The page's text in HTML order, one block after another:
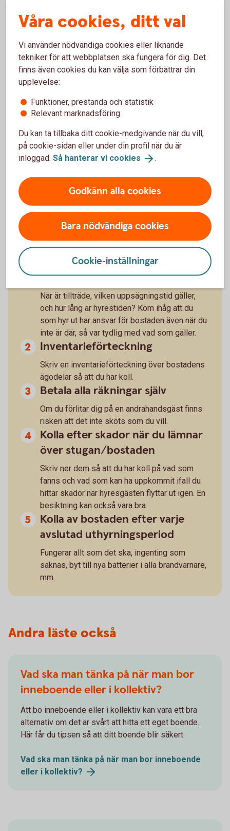
Hemförsäkring
Skatteverket om uthyrning
Skatteverkets information om skatter på uthyrning av
Skatter på uthyrning av privatbostad
(skatteverket.se)
Tänk också på detta när du hyr
ut:
Skriv kontrakt
När är tillträde, vilken uppsägningstid gäller,
och hur lång är hyrestiden? Kom ihåg att du
som hyr ut har ansvar för bostaden även när du
inte är där, så var tydlig med vad som gäller.
Inventarieförteckning
Skriv en inventarieförteckning över bostadens
ägodelar så att du har koll.
Betala alla räkningar själv
Om du förlitar dig på en andrahandsgäst finns
risken att det inte sköts som du vill.
Kolla efter skador när du lämnar
över stugan/bostaden
Skriv ner dem så att du har koll på vad som
fanns och vad som kan ha uppkommit ifall du
hittar skador när hyresgästen flyttar ut igen. En
besiktning kan också vara bra.
Kolla av bostaden efter varje
avslutad uthyrningsperiod
Fungerar allt som det ska, ingenting som
saknas, byt till nya batterier i alla brandvarnare,
mm.
Andra läste också
Vad ska man tänka på när man bor
inneboende eller i kollektiv?
Att bo inneboende eller i kollektiv kan vara ett bra
alternativ om det är svårt att hitta ett eget boende.
Här får du tipsen så att ditt boende blir säkert.
Vad ska man tänka på när man bor inneboende
eller i kollektiv?
Våra cookies, ditt val
Vi använder nödvändiga cookies eller liknande
tekniker för att webbplatsen ska fungera för dig. Det
finns även cookies du kan välja som förbättrar din
upplevelse:
Funktioner, prestanda och statistik
Relevant marknadsföring
Du kan ta tillbaka ditt cookie-medgivande när du vill,
på cookie-sidan eller under din profil när du är
inloggad. Så hanterar vi cookies .
Godkänn alla cookies
Bara nödvändiga cookies
Cookie-inställningar